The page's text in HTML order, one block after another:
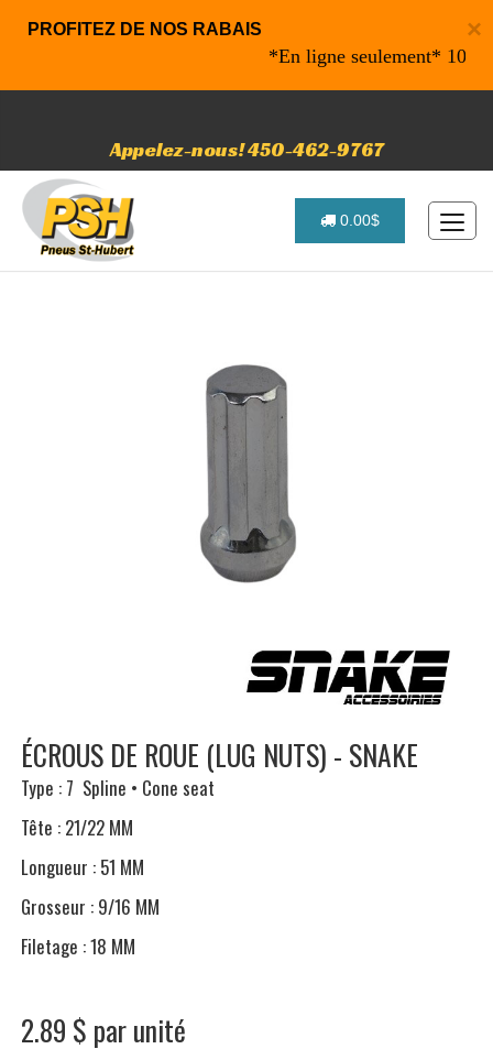
×
PROFITEZ DE NOS RABAIS
*En ligne seulement* 10% de
Appelez-nous! 450-462-9767
0.00$
ÉCROUS DE ROUE (LUG NUTS) - SNAKE
Type : 7 Spline • Cone seat
Tête : 21/22 MM
Longueur : 51 MM
Grosseur : 9/16 MM
Filetage : 18 MM
2.89 $ par unité